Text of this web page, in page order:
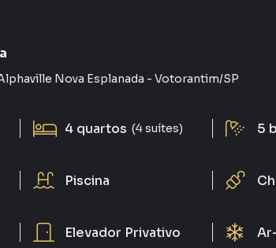
Nova Esplanada - Votorantim/SP
4 quartos (4 suítes) 5
Piscina
Elevador Privativo